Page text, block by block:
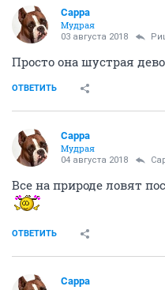
Сарра
Мудрая
03 августа 2018
Просто она шустрая
ОТВЕТИТЬ
Сарра
Мудрая
04 августа 2018
Все на природе ловят
ОТВЕТИТЬ
Сарра